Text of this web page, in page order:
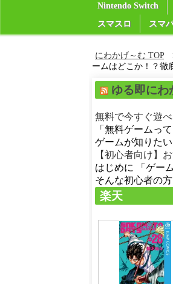
Nintendo Switch
スマスロ
スマ
にわかげ～む TOP
ームはどこか！？徹
ゆる即にわ
無料で今すぐ遊
「無料ゲームっ
ゲームが知りた
【初心者向け】
はじめに 「ゲー
そんな初心者の
楽天